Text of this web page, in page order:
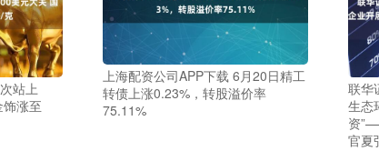
站上
涨至
上海配资公司APP下载 6月20日精工
转债上涨0.23%，转股溢价率
75.11%
联华
生态
资
官夏